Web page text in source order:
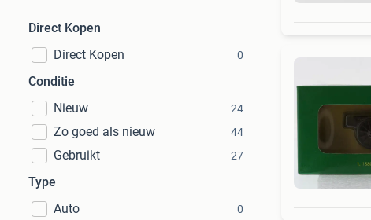
Direct Kopen
Direct Kopen
0
Conditie
Nieuw
24
Zo goed als nieuw 44
Gebruikt 27
Type
Auto
0